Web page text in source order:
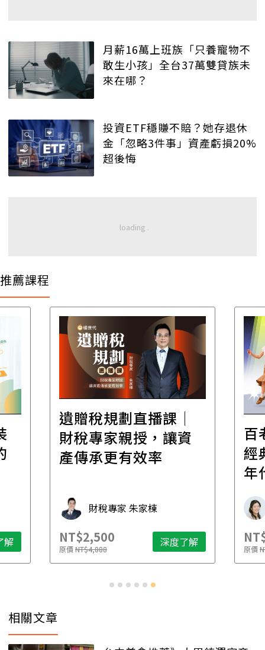
月薪16萬上班族「只養寵物不
敢生小孩」全台37萬雙貸族未
來在哪？
投資ETF穩賺不賠？她存退休
金「忽略3件事」資產虧損20%
超後悔
推薦課程
解
遺贈稅規劃直播課│
財稅專家親授，讓資
產傳承更有效率
財稅專家 朱家棟
NT$2,500
原價NT$4,888 深度了解
百
經
年
原價
相關文章